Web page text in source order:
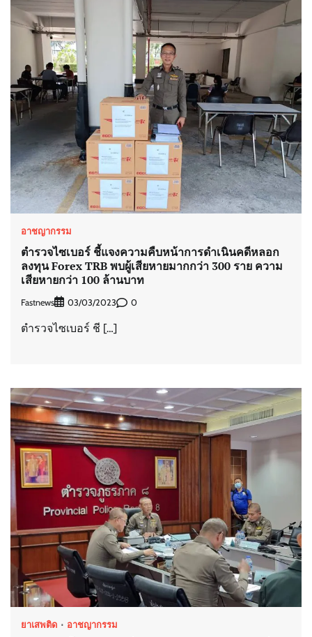
อาชญากรรม
ตำรวจไซเบอร์ ชี้แจงความคืบหน้าการดำเนินคดีหลอก
ลงทุน Forex TRB พบผู้เสียหายมากกว่า 300 ราย ความ
เสียหายกว่า 100 ล้านบาท
Fastnews 03/03/2023 0
ตำรวจไซเบอร์ ชี […]
ยาเสพติด อาชญากรรม